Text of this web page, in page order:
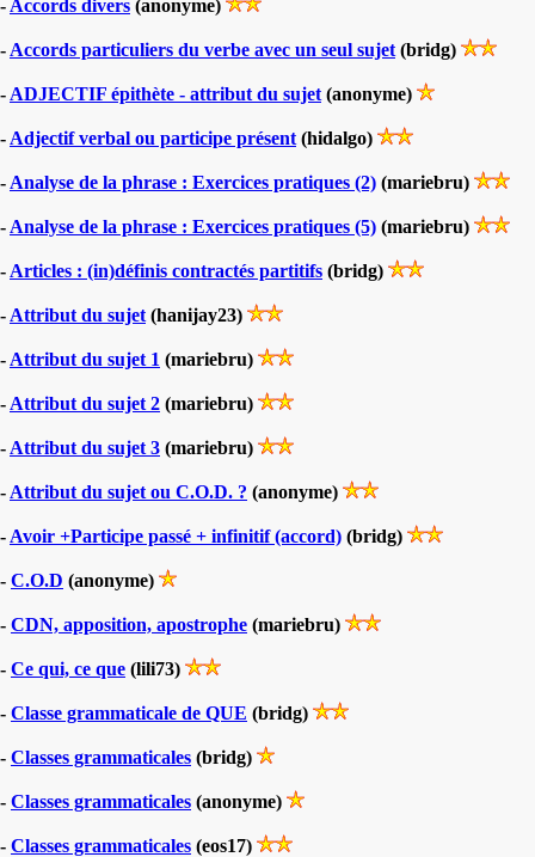
- Accords divers (anonyme)
- Accords particuliers du verbe avec un seul sujet (bridg)
- ADJECTIF épithète - attribut du sujet (anonyme)
- Adjectif verbal ou participe présent (hidalgo)
- Analyse de la phrase : Exercices pratiques (2) (mariebru)
- Analyse de la phrase : Exercices pratiques (5) (mariebru)
- Articles : (in)définis contractés partitifs (bridg)
- Attribut du sujet (hanijay23)
- Attribut du sujet 1 (mariebru)
- Attribut du sujet 2 (mariebru)
- Attribut du sujet 3 (mariebru)
- Attribut du sujet ou C.O.D. ? (anonyme)
- Avoir +Participe passé + infinitif (accord) (bridg)
- C.O.D (anonyme)
- CDN, apposition, apostrophe (mariebru)
- Ce qui, ce que (lili73)
- Classe grammaticale de QUE (bridg)
- Classes grammaticales (bridg)
- Classes grammaticales (anonyme)
- Classes grammaticales (eos17)